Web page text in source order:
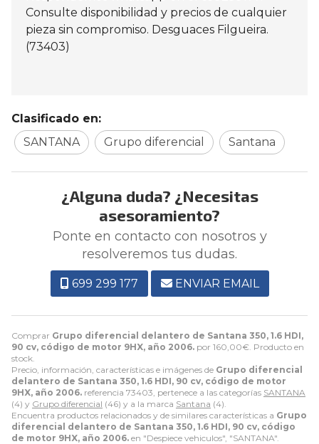
Comprar Grupo diferencial delantero de Santana 350, 1.6 HDI,
90 cv, código de motor 9HX, año 2006. por 160,00€ . Producto en
stock.
Precio, información, características e imágenes de Grupo diferencial
delantero de Santana 350, 1.6 HDI, 90 cv, código de motor
9HX, año 2006. referencia 73403, pertenece a las categorías SANTANA
(4) y Grupo diferencial (46) y a la marca Santana (4).
Encuentra productos relacionados y de similares características a Grupo
diferencial delantero de Santana 350, 1.6 HDI, 90 cv, código
de motor 9HX, año 2006. en "Despiece vehiculos", "SANTANA".
Consulte disponibilidad y precios de cualquier
pieza sin compromiso. Desguaces Filgueira.
(73403)
Clasificado en:
SANTANA
Grupo diferencial Santana
¿Alguna duda? ¿Necesitas
asesoramiento?
Ponte en contacto con nosotros y
resolveremos tus dudas.
699 299 177 ENVIAR EMAIL